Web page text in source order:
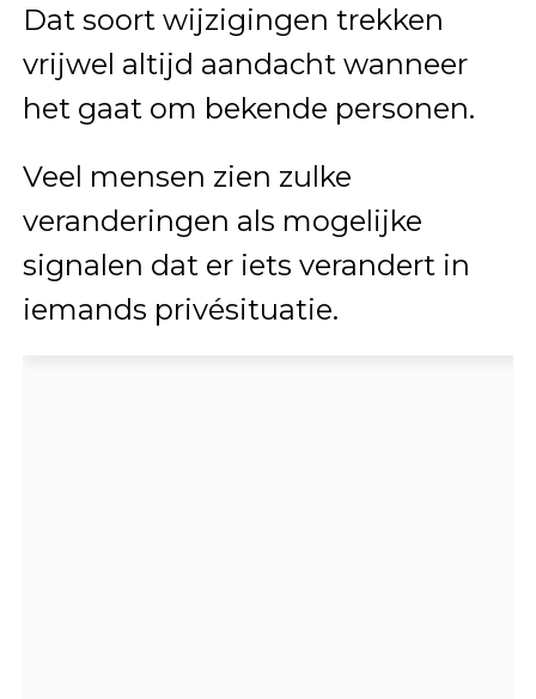
Dat soort wijzigingen trekken
vrijwel altijd aandacht wanneer
het gaat om bekende personen.
Veel mensen zien zulke
veranderingen als mogelijke
signalen dat er iets verandert in
iemands privésituatie.